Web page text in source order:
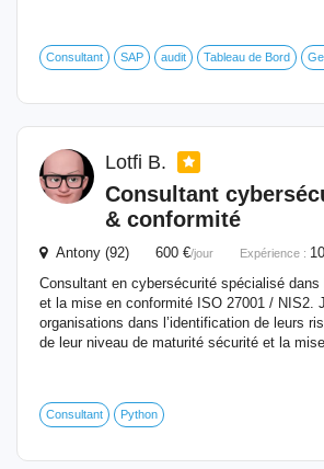
Consultant SAP audit Tableau de Bord
Lotfi B.
Consultant
& conformité
Antony (92) 600 €/jour Expérience :
Consultant en cybersécurité spécialisé
et la mise en conformité ISO 27001 / NIS2.
organisations dans l’identification de leurs
de leur niveau de maturité sécurité et la
Consultant Python